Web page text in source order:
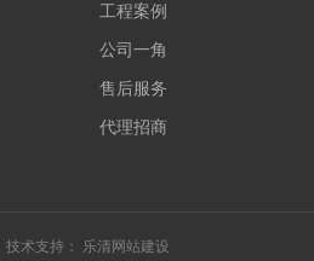
工程案例
公司一角
售后服务
代理招商
技术支持： 乐清网站建设